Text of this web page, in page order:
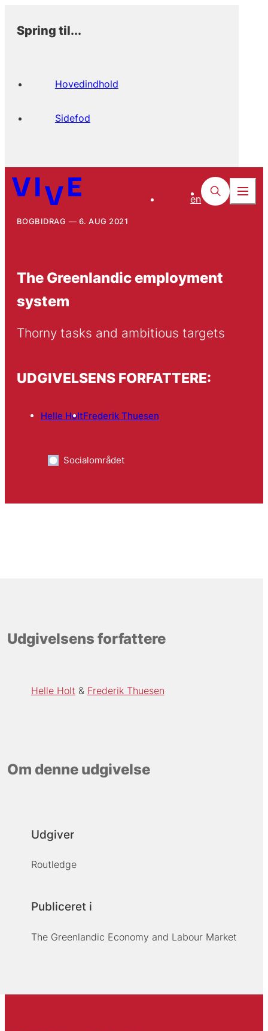
Spring til...
Hovedindhold
Sidefod
en
BOGBIDRAG 6. AUG 2021
The Greenlandic employment
system
Thorny tasks and ambitious targets
UDGIVELSENS FORFATTERE:
Helle HoltFrederik Thuesen
Socialområdet
Udgivelsens forfattere
Helle Holt Frederik Thuesen
Om denne udgivelse
Udgiver
Routledge
Publiceret i
The Greenlandic Economy and Labour Market